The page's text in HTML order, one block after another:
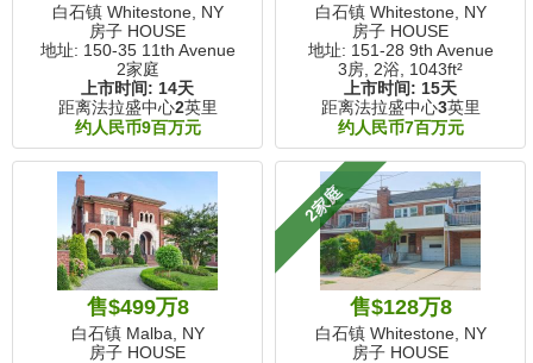
白石镇 Whitestone, NY
房子 HOUSE
地址: 150-35 11th Avenue
2家庭
上市时间: 14天
距离法拉盛中心2英里
约人民币9百万元
白石镇 Whitestone, NY
房子 HOUSE
地址: 151-28 9th Avenue
3房, 2浴, 1043ft²
上市时间: 15天
距离法拉盛中心3英里
约人民币7百万元
售$499万8
白石镇 Malba, NY
房子 HOUSE
2家庭
售$128万8
白石镇 Whitestone, NY
房子 HOUSE